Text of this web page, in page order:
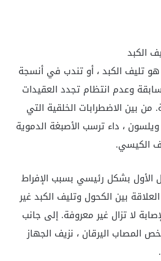
الكبد
تليف الكبد ، أو تندب في أنسجة
وعدم انتظام تجدد العقيدات
من بين الاضطرابات الخلقية التي
، داء ترسب الأصبغة الدموية
الكيسي.
الأول بشكل رئيسي بسبب الإفراط
بين الكحول وتليف الكبد غير
لا تزال غير معروفة. إلى جانب
المصاب اليرقان ، نزيف الجهاز